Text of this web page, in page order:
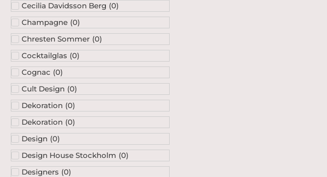
Cecilia Davidsson Berg (0)
Champagne (0)
Chresten Sommer (0)
Cocktailglas (0)
Cognac (0)
Cult Design (0)
Dekoration (0)
Dekoration (0)
Design (0)
Design House Stockholm (0)
Designers (0)